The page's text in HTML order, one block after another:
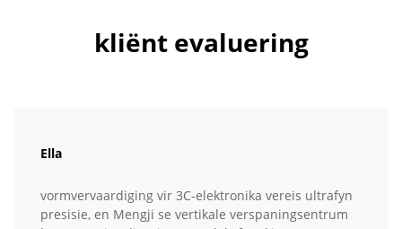
kliënt evaluering
Ella
vormvervaardiging vir 3C-elektronika vereis ultrafyn
presisie, en Mengji se vertikale verspaningsentrum